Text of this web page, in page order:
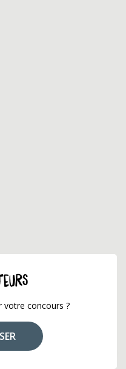
votre concours ?